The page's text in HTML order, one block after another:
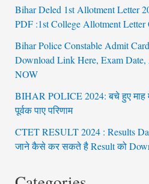
Bihar Deled 1st Allotment Letter
PDF :1st College Allotment
Bihar Police Constable Admit
Download Link Here, Exam
NOW
BIHAR POLICE 2024: बचे हुए
पूर्वक पाए परिणाम
CTET RESULT 2024 : Results
जाने कैसे कर सकते है Result को